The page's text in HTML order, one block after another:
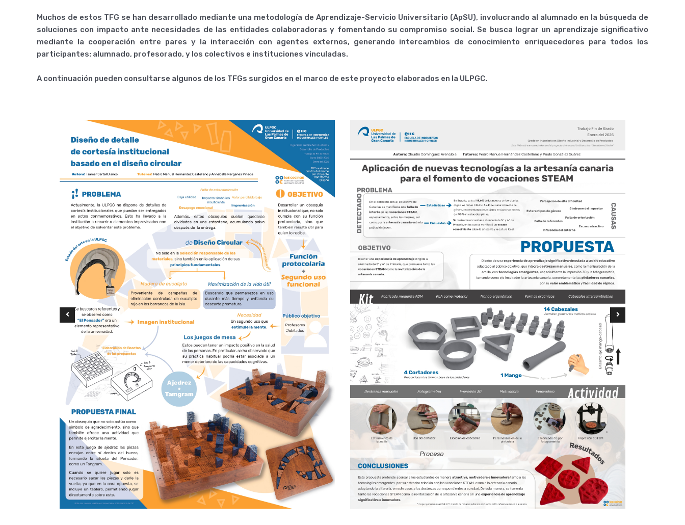
Muchos de estos TFG se han desarrollado mediante una metodología de Aprendizaje-Servicio Universitario (ApSU), involucrando al alumnado en la búsqueda de
soluciones con impacto ante necesidades de las entidades colaboradoras y fomentando su compromiso social. Se busca lograr un aprendizaje significativo
mediante la cooperación entre pares y la interacción con agentes externos, generando intercambios de conocimiento enriquecedores para todos los
participantes: alumnado, profesorado, y los colectivos e instituciones vinculadas.
A continuación pueden consultarse algunos de los TFGs surgidos en el marco de este proyecto elaborados en la ULPGC.